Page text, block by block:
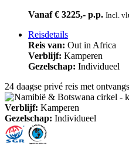
Vanaf € 3225,- p.p. Incl.
Reisdetails
Reis van: Out in Africa
Verblijf: Kamperen
Gezelschap: Individueel
24 daagse privé reis met
Verblijf: Kamperen
Gezelschap: Individueel